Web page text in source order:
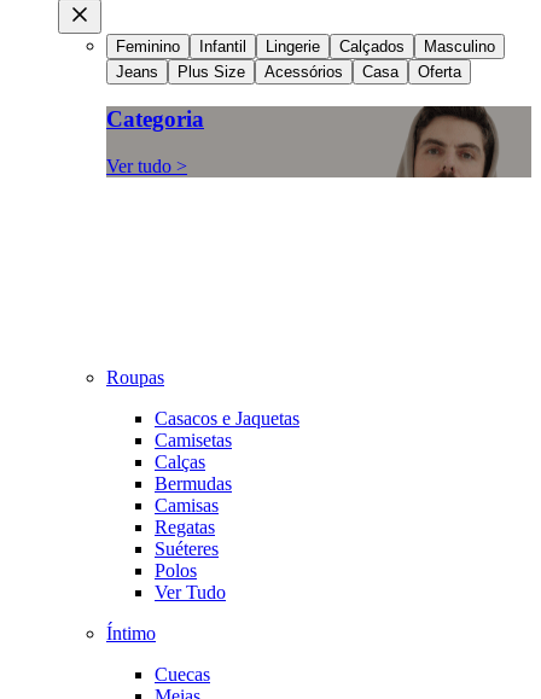
Feminino Infantil Lingerie Calçados
Masculino
Jeans
Plus Size Acessórios Casa Oferta
Categoria
Ver tudo >
Roupas
Casacos e Jaquetas
Camisetas
Calças
Bermudas
Camisas
Regatas
Suéteres
Polos
Ver Tudo
Íntimo
Cuecas